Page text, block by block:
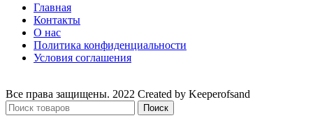
Главная
Контакты
О нас
Политика конфиденциальности
Условия соглашения
Все права защищены. 2022 Created by Keeperofsand
Поиск